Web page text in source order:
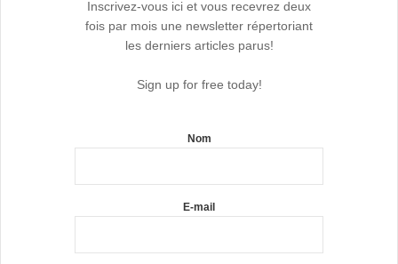
Inscrivez-vous ici et vous recevrez deux
fois par mois une newsletter répertoriant
les derniers articles parus!
Sign up for free today!
Nom
E-mail